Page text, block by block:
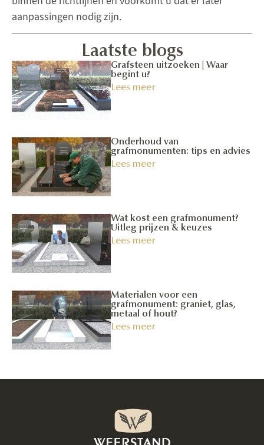
aanpassingen nodig zijn.
Laatste blogs
Grafsteen uitzoeken | Waar
begint u?
Lees meer
Onderhoud van
grafmonumenten: tips en advies
Lees meer
Wat kost een grafmonument?
Uitleg prijzen & keuzes
Lees meer
Materialen voor een
grafmonument: graniet, glas,
metaal of hout?
Lees meer